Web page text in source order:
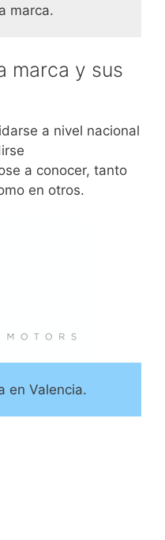
marca.
marca y sus
a nivel nacional
a conocer, tanto
en otros.
en Valencia.